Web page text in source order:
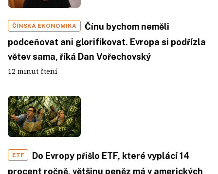
ČÍNSKÁ EKONOMIKA
Čínu bychom neměli
podceňovat ani glorifikovat. Evropa si podřízla
větev sama, říká Dan Vořechovský
12 minut čtení
ETF
Do Evropy přišlo ETF, které vyplácí 14
procent ročně, většinu peněz má v amerických